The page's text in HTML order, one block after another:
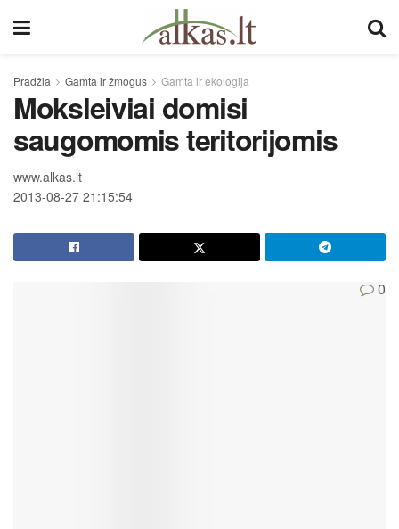
Pradžia Gamta ir žmogus Gamta ir ekologija
Moksleiviai domisi
saugomomis teritorijomis
www.alkas.lt
2013-08-27 21:15:54
0